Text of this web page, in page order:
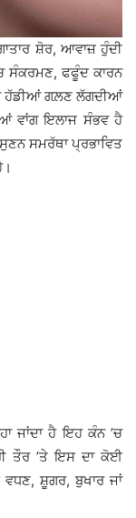
ਸ਼ੋਰ, ਆਵਾਜ਼ ਹੁੰਦੀ
ਸੰਕਰਮਣ, ਫਫੂੰਦ ਕਾਰਨ
ਹੱਡੀਆਂ ਗਲ਼ਣ ਲੱਗਦੀਆਂ
ਵਾਂਗ ਇਲਾਜ ਸੰਭਵ ਹੈ
ਸਮਰੱਥਾ ਪ੍ਰਭਾਵਿਤ
ਜਾਂਦਾ ਹੈ ਇਹ ਕੰਨ ’ਚ
ਤੌਰ ’ਤੇ ਇਸ ਦਾ ਕੋਈ
ਸ਼ੂਗਰ, ਬੁਖਾਰ ਜਾਂ